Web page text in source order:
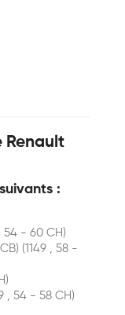
Renault
:
- 60 CH)
(1149 , 58 -
, 54 - 58 CH)